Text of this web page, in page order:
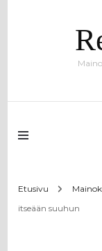
Etusivu
itseään suuhun